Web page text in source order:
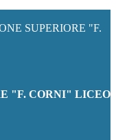
SUPERIORE "F.
"F. CORNI" LICEO